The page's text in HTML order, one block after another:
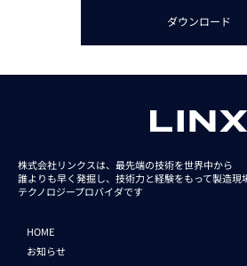
ダウンロード
株式会社リンクスは、最先端の技術を世界中から
誰よりも早く発掘し、技術力と経験をもって製造現
テクノロジープロバイダです
HOME
お知らせ